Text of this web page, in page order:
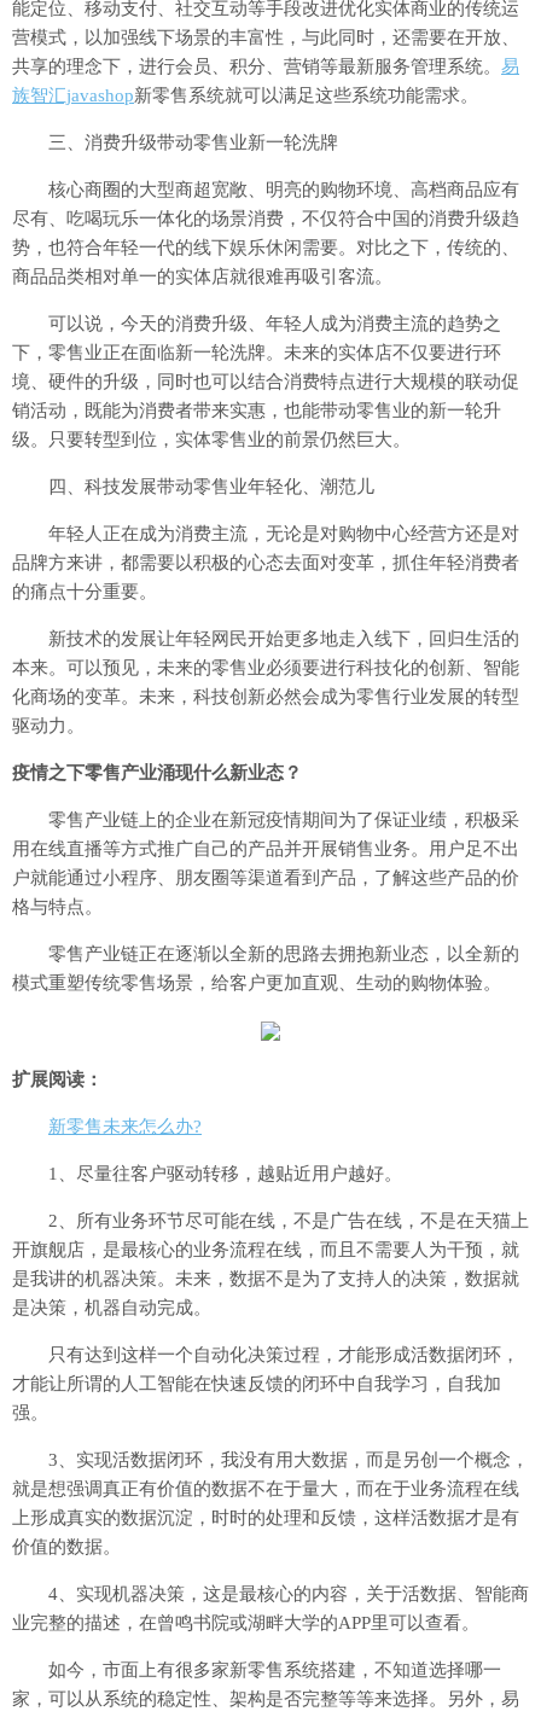
能定位、移动支付、社交互动等手段改进优化实体商业的传统运
营模式，以加强线下场景的丰富性，与此同时，还需要在开放、
共享的理念下，进行会员、积分、营销等最新服务管理系统。 易
族智汇javashop新零售系统就可以满足这些系统功能需求。
三、消费升级带动零售业新一轮洗牌
核心商圈的大型商超宽敞、明亮的购物环境、高档商品应有
尽有、吃喝玩乐一体化的场景消费，不仅符合中国的消费升级趋
势，也符合年轻一代的线下娱乐休闲需要。对比之下，传统的、
商品品类相对单一的实体店就很难再吸引客流。
可以说，今天的消费升级、年轻人成为消费主流的趋势之
下，零售业正在面临新一轮洗牌。未来的实体店不仅要进行环
境、硬件的升级，同时也可以结合消费特点进行大规模的联动促
销活动，既能为消费者带来实惠，也能带动零售业的新一轮升
级。只要转型到位，实体零售业的前景仍然巨大。
四、科技发展带动零售业年轻化、潮范儿
年轻人正在成为消费主流，无论是对购物中心经营方还是对
品牌方来讲，都需要以积极的心态去面对变革，抓住年轻消费者
的痛点十分重要。
新技术的发展让年轻网民开始更多地走入线下，回归生活的
本来。可以预见，未来的零售业必须要进行科技化的创新、智能
化商场的变革。未来，科技创新必然会成为零售行业发展的转型
驱动力。
疫情之下零售产业涌现什么新业态？
零售产业链上的企业在新冠疫情期间为了保证业绩，积极采
用在线直播等方式推广自己的产品并开展销售业务。用户足不出
户就能通过小程序、朋友圈等渠道看到产品，了解这些产品的价
格与特点。
零售产业链正在逐渐以全新的思路去拥抱新业态，以全新的
模式重塑传统零售场景，给客户更加直观、生动的购物体验。
扩展阅读：
新零售未来怎么办?
1、尽量往客户驱动转移，越贴近用户越好。
2、所有业务环节尽可能在线，不是广告在线，不是在天猫上
开旗舰店，是最核心的业务流程在线，而且不需要人为干预，就
是我讲的机器决策。未来，数据不是为了支持人的决策，数据就
是决策，机器自动完成。
只有达到这样一个自动化决策过程，才能形成活数据闭环，
才能让所谓的人工智能在快速反馈的闭环中自我学习，自我加
强。
3、实现活数据闭环，我没有用大数据，而是另创一个概念，
就是想强调真正有价值的数据不在于量大，而在于业务流程在线
上形成真实的数据沉淀，时时的处理和反馈，这样活数据才是有
价值的数据。
4、实现机器决策，这是最核心的内容，关于活数据、智能商
业完整的描述，在曾鸣书院或湖畔大学的APP里可以查看。
如今，市面上有很多家新零售系统搭建，不知道选择哪一
家，可以从系统的稳定性、架构是否完整等等来选择。另外，易